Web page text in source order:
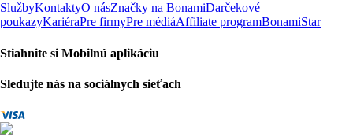
SlužbyKontaktyO násZnačky na BonamiDarčekové
poukazyKariéraPre firmyPre médiáAffiliate programBonamiStar
Stiahnite si Mobilnú aplikáciu
Sledujte nás na sociálnych sieťach